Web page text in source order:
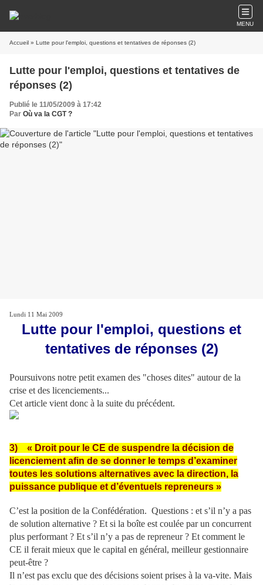
MENU
Accueil » Lutte pour l'emploi, questions et tentatives de réponses (2)
Lutte pour l'emploi, questions et tentatives de
réponses (2)
Publié le 11/05/2009 à 17:42
Par Où va la CGT ?
Lundi 11 Mai 2009
Lutte pour l'emploi, questions et
tentatives de réponses (2)
Poursuivons notre petit examen des "choses dites" autour de la
crise et des licenciements...
Cet article vient donc à la suite du précédent.
3) « Droit pour le CE de suspendre la décision de
licenciement afin de se donner le temps d’examiner
toutes les solutions alternatives avec la direction, la
puissance publique et d’éventuels repreneurs »
C’est la position de la Confédération. Questions : et s’il n’y a pas
de solution alternative ? Et si la boîte est coulée par un concurrent
plus performant ? Et s’il n’y a pas de repreneur ? Et comment le
CE il ferait mieux que le capital en général, meilleur gestionnaire
peut-être ?
Il n’est pas exclu que des décisions soient prises à la va-vite. Mais